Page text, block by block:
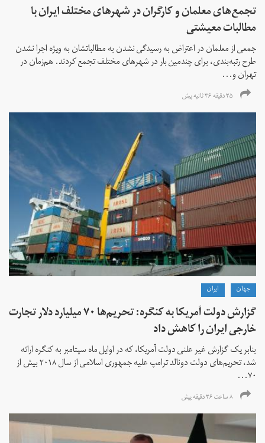
تجمع‌های معلمان و کارگران در شهرهای مختلف ایران با
مطالبات معیشتی
جمعی از معلمان در اعتراض به رسیدگی نشدن به مطالباتشان به ویژه اجرا نشدن
طرح رتبه‌بندی، برای چندمین بار در شهرهای مختلف تجمع کردند. هم‌زمان در
تهران و...
۳۵ دقیقه ۳۶ ثانیه پیش
جهان ايران
گزارش دولت آمریکا به کنگره: تحریم‌ها ۷۰ میلیارد دلار تجارت
خارجی ایران را کاهش داد
بنابر یک گزارش غیر علنی دولت آمریکا، که در اوایل ماه سپتامبر به کنگره ارائه
شد، تحریم‌های دولت دونالد ترامپ علیه جمهوری اسلامی از سال ۲۰۱۸ بیش از
۷۰...
۸ ساعت ۳۶ دقیقه پیش